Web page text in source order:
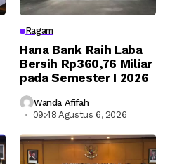
Ragam
Hana Bank Raih Laba
Bersih Rp360,76 Miliar
pada Semester I 2026
Wanda Afifah
09:48 Agustus 6, 2026